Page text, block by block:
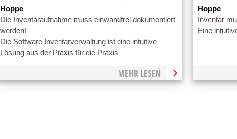
Hoppe
Die Inventaraufnahme muss einwandfrei dokumentiert
werden!
Die Software Inventarverwaltung ist eine intuitive
Lösung aus der Praxis für die Praxis
MEHR LESEN
Hoppe
Inventar
Eine